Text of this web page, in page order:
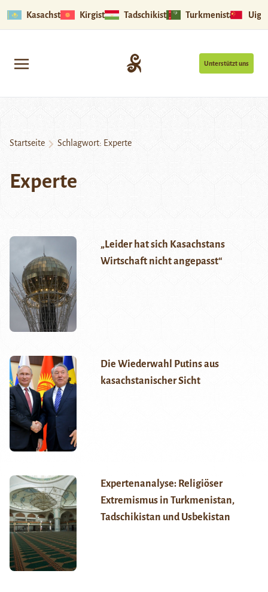
Kasachstan Kirgistan Tadschikistan Turkmenistan
Unterstützt uns
Startseite Schlagwort: Experte
Experte
„Leider hat sich Kasachstans
Wirtschaft nicht angepasst“
Die Wiederwahl Putins aus
kasachstanischer Sicht
Expertenanalyse: Religiöser
Extremismus in Turkmenistan,
Tadschikistan und Usbekistan